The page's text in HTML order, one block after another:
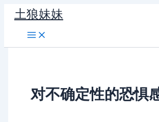
容
土狼妹妹
对不确定性的恐惧